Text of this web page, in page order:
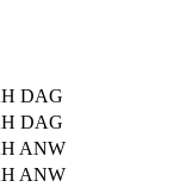
DAG
DAG
ANW
ANW